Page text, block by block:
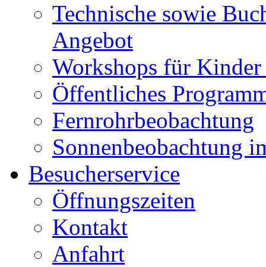
Technische sowie
Angebot
Workshops für
Öffentliches
Fernrohrbeobachtung
Sonnenbeobachtung
Besucherservice
Öffnungszeiten
Kontakt
Anfahrt